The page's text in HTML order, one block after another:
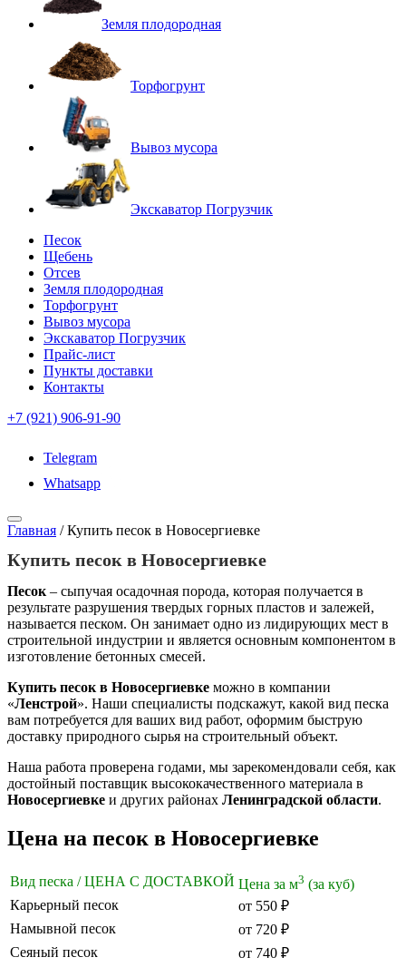
Земля плодородная
Торфогрунт
Вывоз мусора
Экскаватор Погрузчик
Песок
Щебень
Отсев
Земля плодородная
Торфогрунт
Вывоз мусора
Экскаватор Погрузчик
Прайс-лист
Пункты доставки
Контакты
+7 (921) 906-91-90
Telegram
Whatsapp
Главная /Купить песок в Новосергиевке
Купить песок в Новосергиевке
Песок – сыпучая осадочная порода, которая получается в
результате разрушения твердых горных пластов и залежей,
называется песком. Он занимает одно из лидирующих мест в
строительной индустрии и является основным компонентом в
изготовление бетонных смесей.
Купить песок в Новосергиевке можно в компании
«Ленстрой». Наши специалисты подскажут, какой вид песка
вам потребуется для ваших вид работ, оформим быструю
доставку природного сырья на строительный объект.
Наша работа проверена годами, мы зарекомендовали себя, как
достойный поставщик высококачественного материала в
Новосергиевке и других районах Ленинградской области.
Цена на песок в Новосергиевке
Вид песка / ЦЕНА С ДОСТАВКОЙ Цена за м3 (за куб)
Карьерный песок
от 550 ₽
Намывной песок
от 720 ₽
Сеяный песок
от 740 ₽